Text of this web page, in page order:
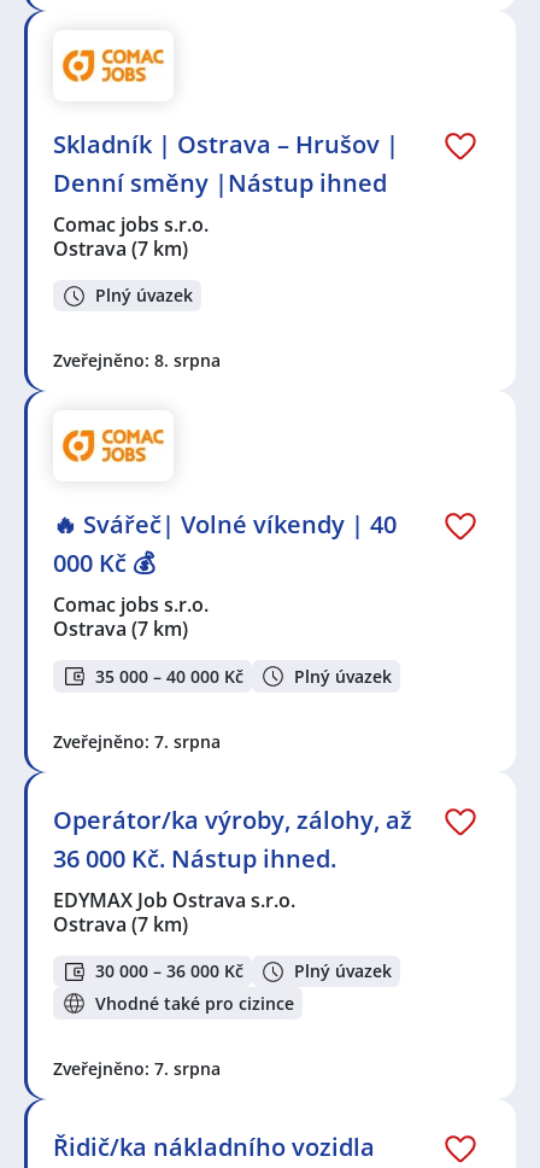
Skladník | Ostrava – Hrušov |
Denní směny |Nástup ihned
Comac jobs s.r.o.
Ostrava (7 km)
Plný úvazek
Zveřejněno: 8. srpna
🔥 Svářeč| Volné víkendy | 40
000 Kč 💰
Comac jobs s.r.o.
Ostrava (7 km)
35 000 – 40 000 Kč Plný úvazek
Zveřejněno: 7. srpna
Operátor/ka výroby, zálohy, až
36 000 Kč. Nástup ihned.
EDYMAX Job Ostrava s.r.o.
Ostrava (7 km)
30 000 – 36 000 Kč
Plný úvazek
Vhodné také pro cizince
Zveřejněno: 7. srpna
Řidič/ka nákladního vozidla